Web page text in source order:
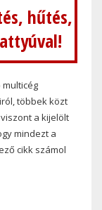
hűtés,
többek közt
a kijelölt
mindezt a
cikk számol